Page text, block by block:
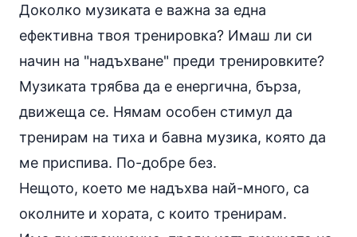
Доколко музиката е важна за една
ефективна твоя тренировка? Имаш ли си
начин на "надъхване" преди тренировките?
Музиката трябва да е енергична, бърза,
движеща се. Нямам особен стимул да
тренирам на тиха и бавна музика, която да
ме приспива. По-добре без.
Нещото, което ме надъхва най-много, са
околните и хората, с които тренирам.